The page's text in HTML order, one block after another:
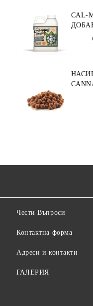
CAL-
Чести Въпроси
Контактна форма
Адреси и контакти
ГАЛЕРИЯ